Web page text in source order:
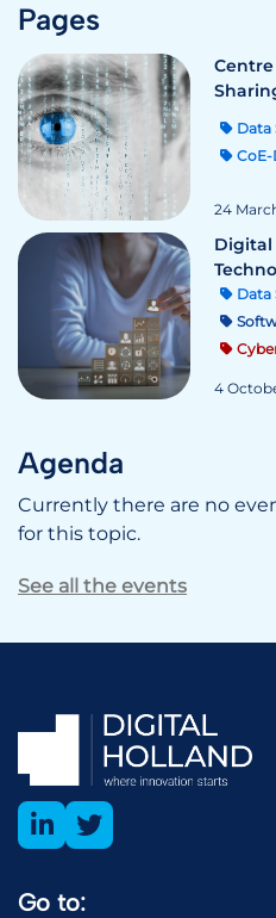
Pages
Data
CoE-
24
Data
4
Agenda
Currently there are no
for this topic.
See all the events
Go to: